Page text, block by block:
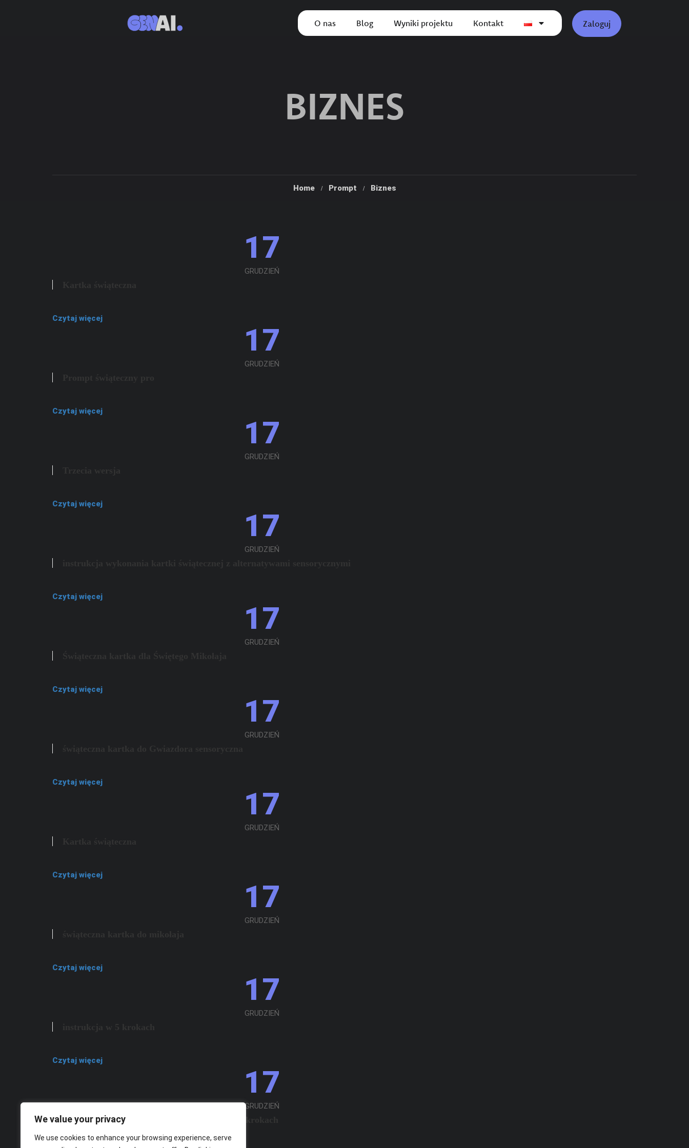
We value your privacy
We use cookies to enhance your browsing experience, serve
O nas Blog Wyniki projektu Kontakt Zaloguj
BIZNES
Home Prompt Biznes
17
GRUDZIEŃ
Czytaj więcej
17
GRUDZIEŃ
Czytaj więcej
17
GRUDZIEŃ
Czytaj więcej
17
GRUDZIEŃ
Czytaj więcej
17
GRUDZIEŃ
Czytaj więcej
17
GRUDZIEŃ
Czytaj więcej
17
GRUDZIEŃ
Czytaj więcej
17
GRUDZIEŃ
Czytaj więcej
17
GRUDZIEŃ
Czytaj więcej
17
GRUDZIEŃ
Świąteczna kartka dla Świętego Mikołaja w 5 krokach